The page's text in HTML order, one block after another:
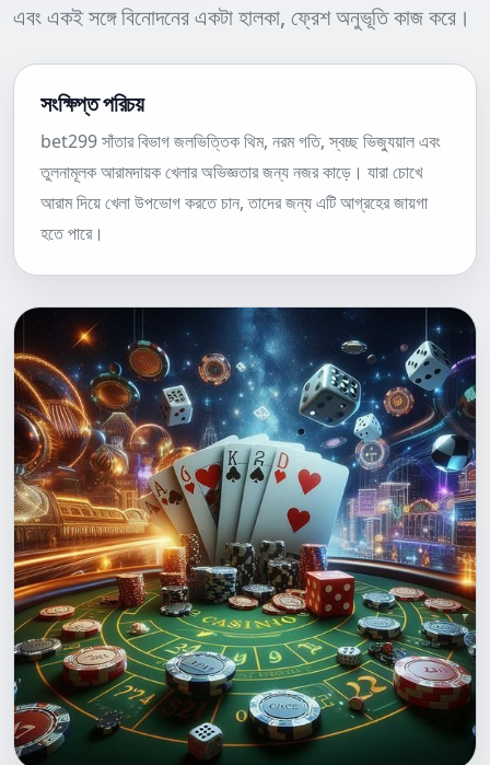
এবং একই সঙ্গে বিনোদনের একটা হালকা, ফ্রেশ অনুভূতি কাজ করে।
সংক্ষিপ্ত পরিচয়
bet299 সাঁতার বিভাগ জলভিত্তিক থিম, নরম গতি, স্বচ্ছ ভিজ্যুয়াল এবং
তুলনামূলক আরামদায়ক খেলার অভিজ্ঞতার জন্য নজর কাড়ে। যারা চোখে
আরাম দিয়ে খেলা উপভোগ করতে চান, তাদের জন্য এটি আগ্রহের জায়গা
হতে পারে।